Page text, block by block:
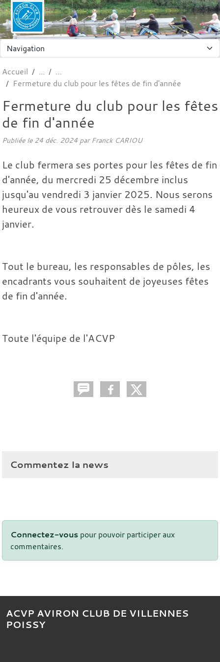
Accueil
Fermeture du club pour les fêtes de fin d'année
Fermeture du club pour les fêtes
de fin d'année
Publiée le 24 déc. 2024 par Franck CARIOU
Le club fermera ses portes pour les fêtes de fin
d'année, du mercredi 25 décembre inclus
jusqu'au vendredi 3 janvier 2025. Nous serons
heureux de vous retrouver dès le samedi 4
janvier.
Tout le bureau, les responsables de pôles, les
encadrants vous souhaitent de joyeuses fêtes
de fin d'année.
Toute l'équipe de l'ACVP
Commentez la news
Connectez-vous pour pouvoir participer aux
commentaires.
ACVP AVIRON CLUB DE VILLENNES
POISSY
Panneau de gestion des cookies